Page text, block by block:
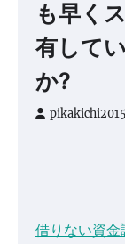
も早く
有して
か?
借りない資金